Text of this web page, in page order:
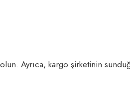
Ayrıca, kargo şirketinin